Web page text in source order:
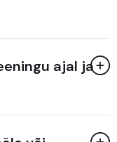
ajal ja